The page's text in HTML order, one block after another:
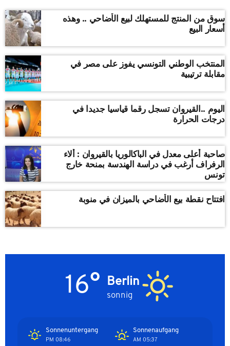
سوق من المنتج للمستهلك لبيع الأضاحي .. وهذه
أسعار البيع
المنتخب الوطني التونسي يفوز على مصر في
مقابلة ترتيبية
اليوم ..القيروان تسجل رقما قياسيا جديدا في
درجات الحرارة
صاحبة أعلى معدل في الباكالوريا بالقيروان : ألاء
الرفراف أرغب في دراسة الهندسة بمنحة خارج
تونس
افتتاح نقطة بيع الأضاحي بالميزان في منوبة
Berlin
sonnig
16°
Sonnenaufgang
05:37 AM
Sonnenuntergang
08:46 PM